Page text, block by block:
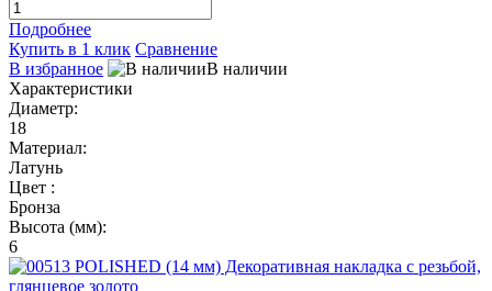
Подробнее
Купить в 1 клик Сравнение
В избранное
В наличии
Характеристики
Диаметр:
18
Материал:
Латунь
Цвет :
Бронза
Высота (мм):
6